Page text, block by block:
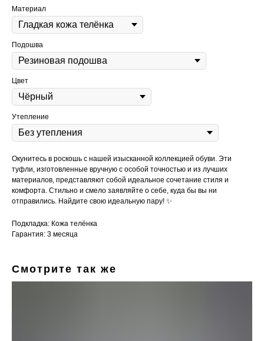
Материал
Подошва
Цвет
Утепление
Окунитесь в роскошь с нашей изысканной коллекцией обуви. Эти
туфли, изготовленные вручную с особой точностью и из лучших
материалов, представляют собой идеальное сочетание стиля и
комфорта. Стильно и смело заявляйте о себе, куда бы вы ни
отправились. Найдите свою идеальную пару! ✨
Подкладка: Кожа телёнка
Гарантия: 3 месяца
Смотрите так же